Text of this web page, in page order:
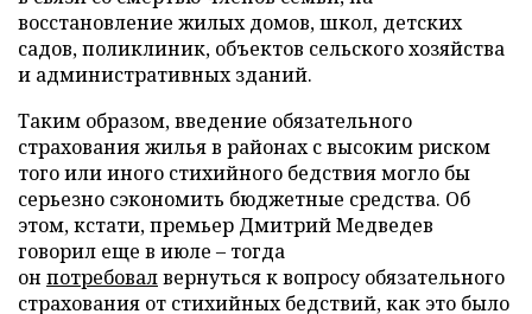
восстановление жилых домов, школ, детских
садов, поликлиник, объектов сельского хозяйства
и административных зданий.
Таким образом, введение обязательного
страхования жилья в районах с высоким риском
того или иного стихийного бедствия могло бы
серьезно сэкономить бюджетные средства. Об
этом, кстати, премьер Дмитрий Медведев
говорил еще в июле – тогда
он потребовалвернуться к вопросу обязательного
страхования от стихийных бедствий, как это было